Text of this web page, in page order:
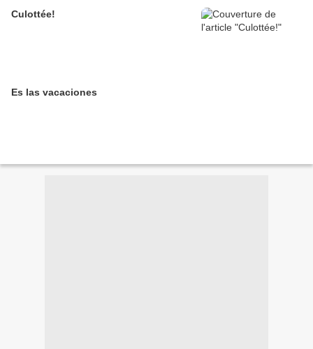
Culottée!
Es las vacaciones